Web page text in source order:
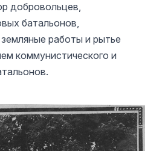
добровольцев,
батальонов,
работы и рытье
коммунистического и